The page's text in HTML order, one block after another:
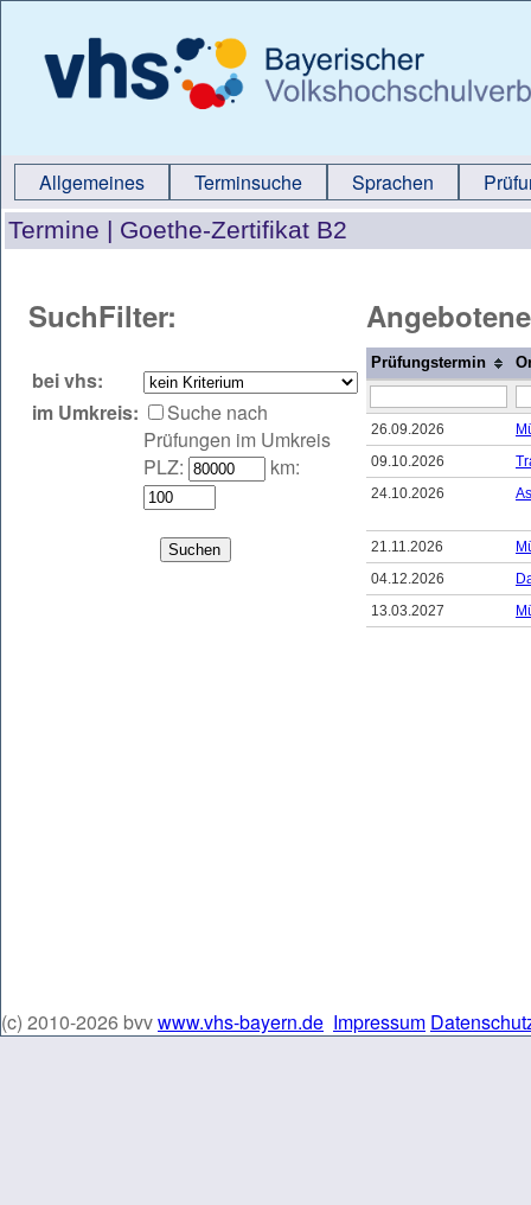
Allgemeines Terminsuche Sprachen
Termine | Goethe-Zertifikat B2
SuchFilter:
bei vhs:
im Umkreis:
Suche nach
Prüfungen im Umkreis
PLZ:
km:
Prüfungstermin
26.09.2026
09.10.2026
24.10.2026
21.11.2026
04.12.2026
13.03.2027
(c) 2010-2026 bvvwww.vhs-bayern.de Impressum